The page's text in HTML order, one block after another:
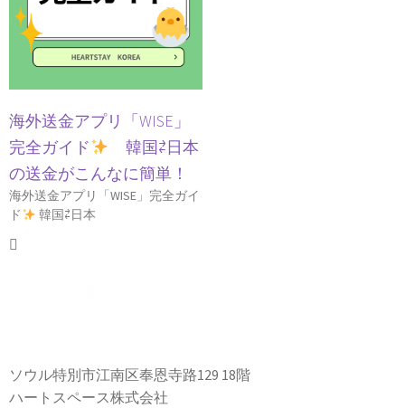
海外送金アプリ「WISE」
完全ガイド
韓国⇄日本
の送金がこんなに簡単！
海外送金アプリ「WISE」完全ガイ
ド
韓国⇄日本
ソウル特別市江南区奉恩寺路129 18階
ハートスペース株式会社